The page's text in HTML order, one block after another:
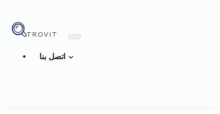
TROVIT